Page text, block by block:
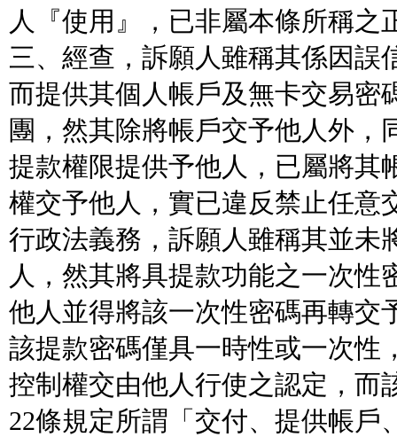
人『使用』，已非屬本條所稱之
三、經查，訴願人雖稱其係因誤
而提供其個人帳戶及無卡交易密
團，然其除將帳戶交予他人外，
提款權限提供予他人，已屬將其
權交予他人，實已違反禁止任意
行政法義務，訴願人雖稱其並未
人，然其將具提款功能之一次性
他人並得將該一次性密碼再轉交
該提款密碼僅具一時性或一次性
控制權交由他人行使之認定，而
22條規定所謂「交付、提供帳戶